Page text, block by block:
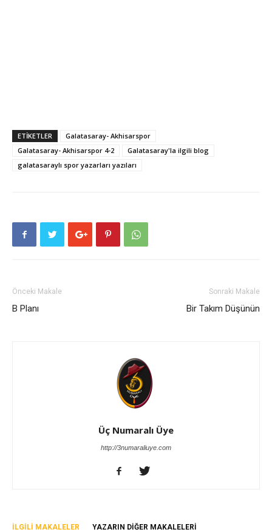
ETIKETLER
Galatasaray- Akhisarspor
Galatasaray- Akhisarspor 4-2
Galatasaray'la ilgili blog
galatasaraylı spor yazarları yazıları
Önceki Makale
B Planı
Sonraki Makale
Bir Takım Düşünün
Üç Numaralı Üye
http://3numaraliuye.com
İLGILI MAKALELER YAZARIN DIĞER MAKALELERI